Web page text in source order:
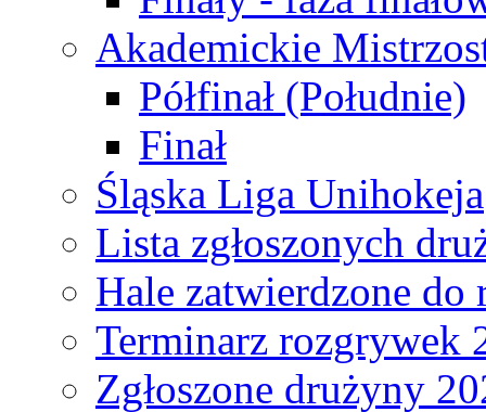
Akademickie
Półfinał (Południe)
Finał
Śląska Liga Unihokeja
Lista zgłoszonych
Hale zatwierdzone do
Terminarz rozgrywek
Zgłoszone drużyny